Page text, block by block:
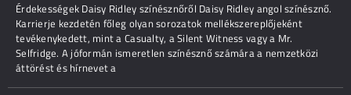
Érdekességek Daisy Ridley színésznőről Daisy Ridley angol színésznő.
Karrierje kezdetén főleg olyan sorozatok mellékszereplőjeként
tevékenykedett, mint a Casualty, a Silent Witness vagy a Mr.
Selfridge. A jóformán ismeretlen színésznő számára a nemzetközi
áttörést és hírnevet a